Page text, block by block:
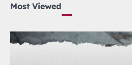
Most Viewed